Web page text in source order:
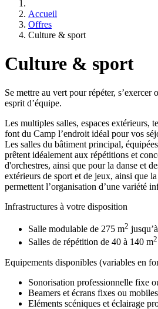
Accueil
Offres
Culture & sport
Culture & sport
Se mettre au vert pour répéter, s’exercer
esprit d’équipe.
Les multiples salles, espaces extérieurs,
font du Camp l’endroit idéal pour vos
Les salles du bâtiment principal,
prêtent idéalement aux répétitions et
d'orchestres, ainsi que pour la danse et
extérieurs de sport et de jeux, ainsi que
permettent l’organisation d’une variété
Infrastructures à votre disposition
Salle modulable de 275 m2
Salles de répétition de 40 à 140 m2
Equipements disponibles (variables en
Sonorisation professionnelle fixe
Beamers et écrans fixes ou mobiles
Eléments scéniques et éclairage